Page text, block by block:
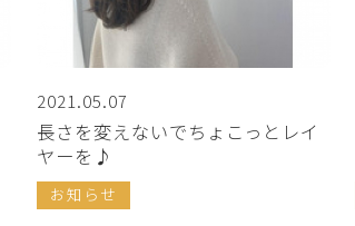
2021.05.07
長さを変えないでちょこっとレイ
ヤーを♪
お知らせ